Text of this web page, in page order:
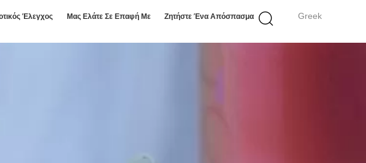
Greek
Έλεγχος Μας Ελάτε Σε Επαφή Με Ζητήστε Ένα Απόσπασμα